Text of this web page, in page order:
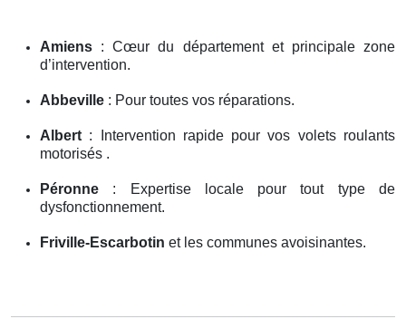
Amiens : Cœur du département et principale zone
d’intervention.
Abbeville : Pour toutes vos réparations.
Albert : Intervention rapide pour vos volets roulants
motorisés .
Péronne : Expertise locale pour tout type de
dysfonctionnement.
Friville-Escarbotin et les communes avoisinantes.